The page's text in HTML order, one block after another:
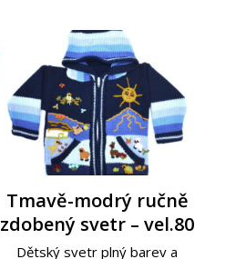
Tmavě-modrý ručně
zdobený svetr – vel.80
Dětský svetr plný barev a
Dětský svetr s
obrázky tmavě
hnědý – vel.86
Malinový ručně
zdobený svetr s
obrázky – vel. 104